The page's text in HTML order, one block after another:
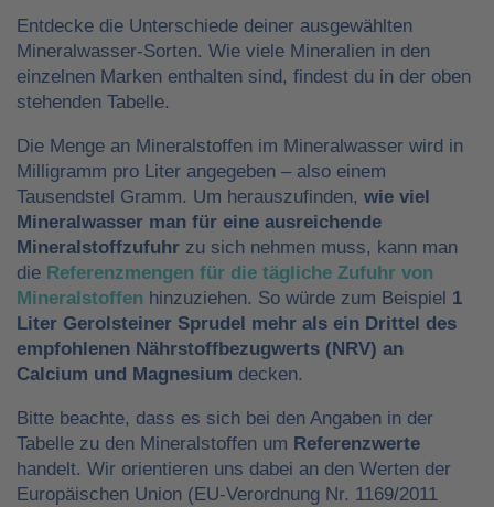
Entdecke die Unterschiede deiner ausgewählten
Mineralwasser-Sorten. Wie viele Mineralien in den
einzelnen Marken enthalten sind, findest du in der oben
stehenden Tabelle.
Die Menge an Mineralstoffen im Mineralwasser wird in
Milligramm pro Liter angegeben – also einem
Tausendstel Gramm. Um herauszufinden, wie viel
Mineralwasser man für eine ausreichende
Mineralstoffzufuhr zu sich nehmen muss, kann man
die Referenzmengen für die tägliche Zufuhr von
Mineralstoffen hinzuziehen. So würde zum Beispiel 1
Liter Gerolsteiner Sprudel mehr als ein Drittel des
empfohlenen Nährstoffbezugwerts (NRV) an
Calcium und Magnesium decken.
Bitte beachte, dass es sich bei den Angaben in der
Tabelle zu den Mineralstoffen um Referenzwerte
handelt. Wir orientieren uns dabei an den Werten der
Europäischen Union (EU-Verordnung Nr. 1169/2011